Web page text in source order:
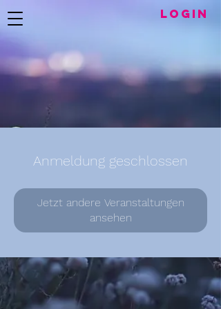
LogIN
Anmeldung geschlossen
Jetzt andere Veranstaltungen
ansehen